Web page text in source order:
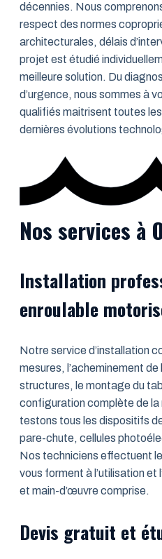
décennies. Nous
respect des normes
architecturales, délais
projet est étudié
meilleure solution. Du
d’urgence, nous sommes à
qualifiés maitrisent toutes
dernières évolutions
Nos services à
Installation
enroulable
Notre service d’installation
mesures, l’acheminement
structures, le montage du
configuration complète de
testons tous les dispositifs
pare-chute, cellules
Nos techniciens effectuent
vous forment à l’utilisation et
et main-d’œuvre comprise.
Devis gratuit et